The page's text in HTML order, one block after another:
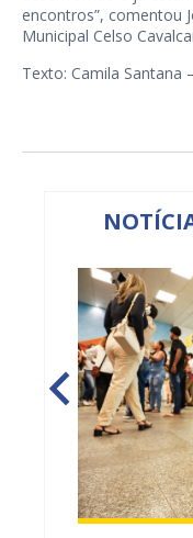
encontros”, comentou
Municipal Celso
Texto: Camila Santana